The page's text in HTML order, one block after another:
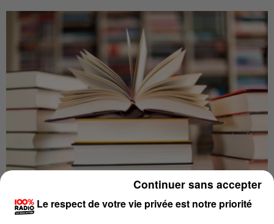
Publié : 9 novembre 2016 à 8h51
Le respect de votre vie privée est notre priorité
Continuer sans accepter